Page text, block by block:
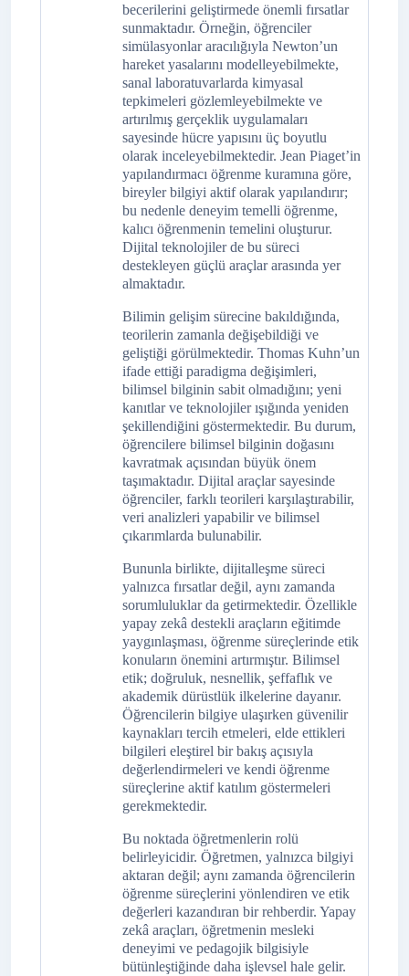
becerilerini geliştirmede önemli fırsatlar
sunmaktadır. Örneğin, öğrenciler
simülasyonlar aracılığıyla Newton’un
hareket yasalarını modelleyebilmekte,
sanal laboratuvarlarda kimyasal
tepkimeleri gözlemleyebilmekte ve
artırılmış gerçeklik uygulamaları
sayesinde hücre yapısını üç boyutlu
olarak inceleyebilmektedir. Jean Piaget’in
yapılandırmacı öğrenme kuramına göre,
bireyler bilgiyi aktif olarak yapılandırır;
bu nedenle deneyim temelli öğrenme,
kalıcı öğrenmenin temelini oluşturur.
Dijital teknolojiler de bu süreci
destekleyen güçlü araçlar arasında yer
almaktadır.
Bilimin gelişim sürecine bakıldığında,
teorilerin zamanla değişebildiği ve
geliştiği görülmektedir. Thomas Kuhn’un
ifade ettiği paradigma değişimleri,
bilimsel bilginin sabit olmadığını; yeni
kanıtlar ve teknolojiler ışığında yeniden
şekillendiğini göstermektedir. Bu durum,
öğrencilere bilimsel bilginin doğasını
kavratmak açısından büyük önem
taşımaktadır. Dijital araçlar sayesinde
öğrenciler, farklı teorileri karşılaştırabilir,
veri analizleri yapabilir ve bilimsel
çıkarımlarda bulunabilir.
Bununla birlikte, dijitalleşme süreci
yalnızca fırsatlar değil, aynı zamanda
sorumluluklar da getirmektedir. Özellikle
yapay zekâ destekli araçların eğitimde
yaygınlaşması, öğrenme süreçlerinde etik
konuların önemini artırmıştır. Bilimsel
etik; doğruluk, nesnellik, şeffaflık ve
akademik dürüstlük ilkelerine dayanır.
Öğrencilerin bilgiye ulaşırken güvenilir
kaynakları tercih etmeleri, elde ettikleri
bilgileri eleştirel bir bakış açısıyla
değerlendirmeleri ve kendi öğrenme
süreçlerine aktif katılım göstermeleri
gerekmektedir.
Bu noktada öğretmenlerin rolü
belirleyicidir. Öğretmen, yalnızca bilgiyi
aktaran değil; aynı zamanda öğrencilerin
öğrenme süreçlerini yönlendiren ve etik
değerleri kazandıran bir rehberdir. Yapay
zekâ araçları, öğretmenin mesleki
deneyimi ve pedagojik bilgisiyle
bütünleştiğinde daha işlevsel hale gelir.